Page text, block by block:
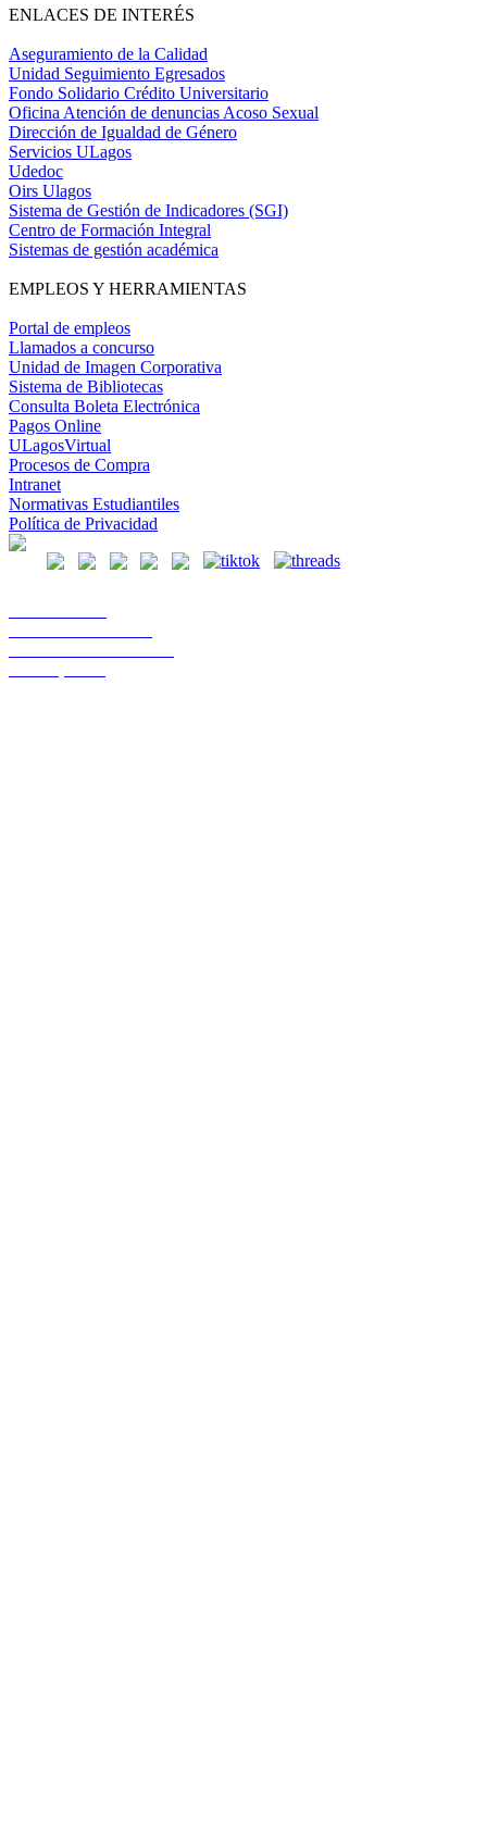
ENLACES DE INTERÉS
Aseguramiento de la Calidad
Unidad Seguimiento Egresados
Fondo Solidario Crédito Universitario
Oficina Atención de denuncias Acoso Sexual
Dirección de Igualdad de Género
Servicios ULagos
Udedoc
Oirs Ulagos
Sistema de Gestión de Indicadores (SGI)
Centro de Formación Integral
Sistemas de gestión académica
EMPLEOS Y HERRAMIENTAS
Portal de empleos
Llamados a concurso
Unidad de Imagen Corporativa
Sistema de Bibliotecas
Consulta Boleta Electrónica
Pagos Online
ULagosVirtual
Procesos de Compra
Intranet
Normativas Estudiantiles
Política de Privacidad